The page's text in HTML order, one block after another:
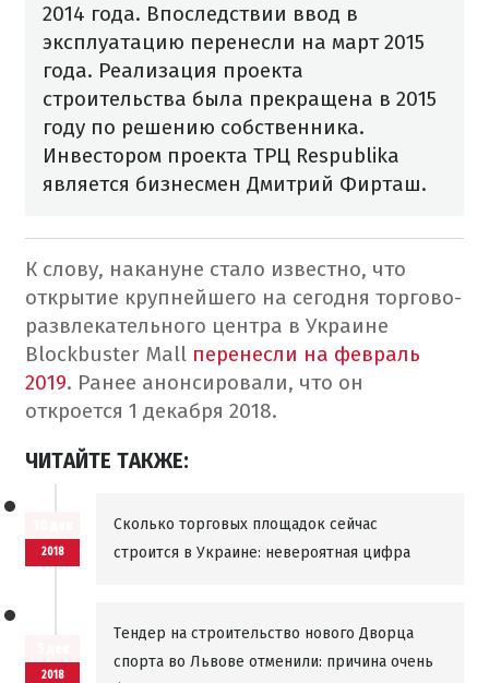
2014 года. Впоследствии ввод в
эксплуатацию перенесли на март 2015
года. Реализация проекта
строительства была прекращена в 2015
году по решению собственника.
Инвестором проекта ТРЦ Respublika
является бизнесмен Дмитрий Фирташ.
К слову, накануне стало известно, что
открытие крупнейшего на сегодня торгово-
развлекательного центра в Украине
Blockbuster Mall перенесли на февраль
2019. Ранее анонсировали, что он
откроется 1 декабря 2018.
ЧИТАЙТЕ ТАКЖЕ:
2018
Сколько торговых площадок сейчас
строится в Украине: невероятная цифра
2018
Тендер на строительство нового Дворца
спорта во Львове отменили: причина очень